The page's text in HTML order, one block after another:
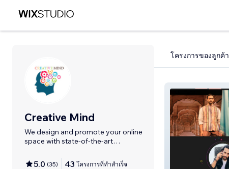
Creative Mind
We design and promote your online
space with state-of-the-art
5.0 (35) 43 โครงการที่ทำสำเร็จ
โครงการของลูกค้า